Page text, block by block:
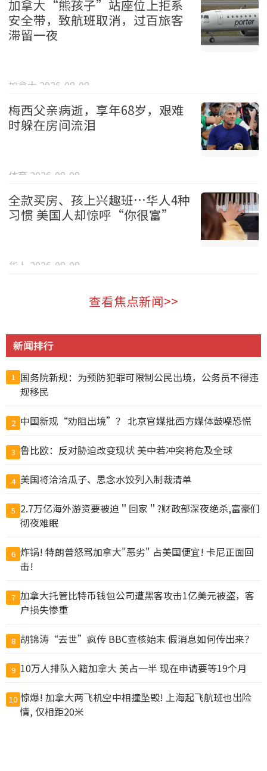
加拿大“熊孩子”站座位上拒系
安全带，致航班取消，过百旅客
滞留一夜
加拿大 2026-08-08
梅西父亲病逝，享年68岁，艰难
时躲在房间流泪
体育 2026-08-08
全款买房、孩上兴趣班…华人4种
习惯 美国人却惊呼“你很富”
华人 2026-08-08
查看焦点新闻>>
新闻排行
1 国务院新规：为预防犯罪可限制公民出境，公务员不得违
规移民
2 中国新规“劝阻出境”？ 北京官媒批西方媒体鼓噪恐慌
3 鲁比欧：反对胁迫改变现状 美中若冲突将危及全球
4 美国将洽洽瓜子、思念水饺列入制裁清单
5 2.7万亿海外游资要被迫＂回家＂?财政部深夜绝杀,富豪们
彻夜难眠
6 炸锅! 特朗普怒骂加拿大"恶劣" 占美国便宜! 卡尼正面回
击!
7 加拿大托管比特币钱包公司遭黑客攻击1亿美元被盗，客
户损失惨重
8 胡锦涛“去世”疯传 BBC查核始末 假消息如何传出来？
9 10万人排队入籍加拿大 美占一半 现在申请要等19个月
10 惊爆! 加拿大两飞机空中相撞坠毁! 上海起飞航班也出险
情, 仅相距20米